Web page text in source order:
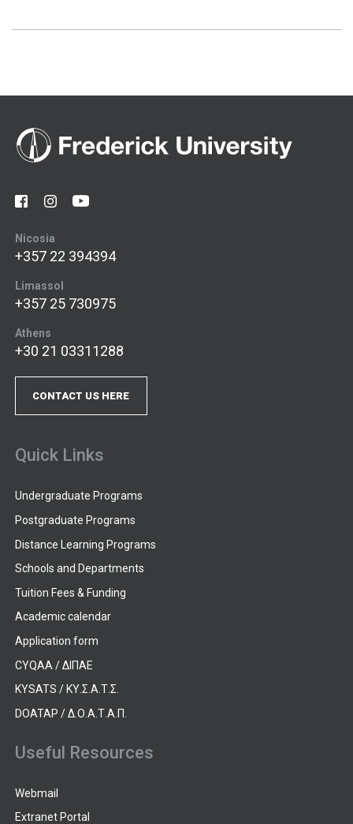
Nicosia
+357 22 394394
Limassol
+357 25 730975
Athens
+30 21 03311288
CONTACT US HERE
Quick Links
Undergraduate Programs
Postgraduate Programs
Distance Learning Programs
Schools and Departments
Tuition Fees & Funding
Academic calendar
Application form
CYQAA / ΔΙΠΑΕ
KYSATS / ΚΥ.Σ.Α.Τ.Σ.
DOATAP / Δ.Ο.Α.Τ.Α.Π.
Useful Resources
Webmail
Extranet Portal